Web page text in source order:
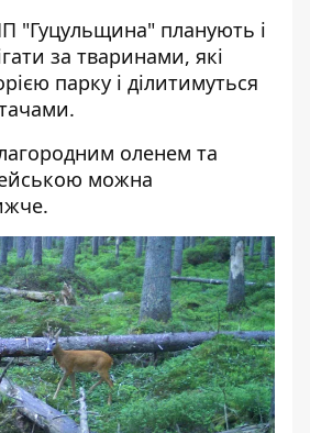
"Гуцульщина" планують і
за тваринами, які
парку і ділитимуться
оленем та
можна